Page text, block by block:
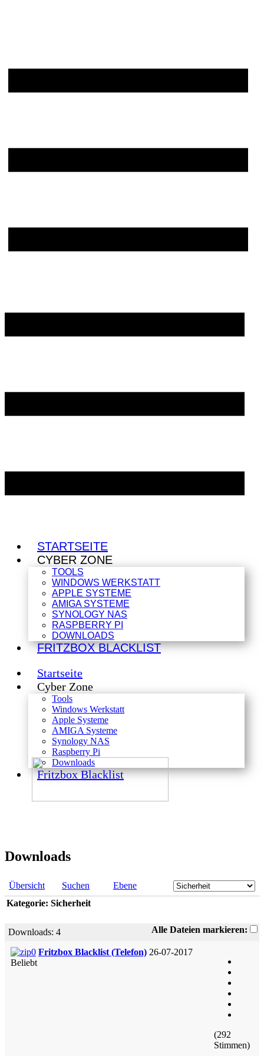
STARTSEITE
CYBER ZONE
TOOLS
WINDOWS WERKSTATT
APPLE SYSTEME
AMIGA SYSTEME
SYNOLOGY NAS
RASPBERRY PI
DOWNLOADS
FRITZBOX BLACKLIST
Startseite
Cyber Zone
Tools
Windows Werkstatt
Apple Systeme
AMIGA Systeme
Synology NAS
Raspberry Pi
Downloads
Fritzbox Blacklist
Downloads
Übersicht Suchen
Ebene
Kategorie: Sicherheit
Alle Dateien markieren:
Downloads: 4
Fritzbox Blacklist (Telefon) 26-07-2017
Beliebt
(292
Stimmen)